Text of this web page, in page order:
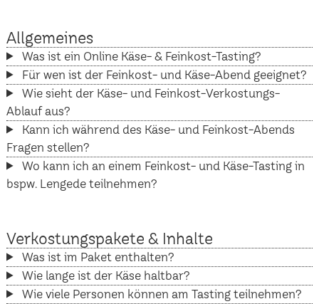
Allgemeines
Was ist ein Online Käse- & Feinkost-Tasting?
Für wen ist der Feinkost- und Käse-Abend geeignet?
Wie sieht der Käse- und Feinkost-Verkostungs-
Ablauf aus?
Kann ich während des Käse- und Feinkost-Abends
Fragen stellen?
Wo kann ich an einem Feinkost- und Käse-Tasting in
bspw. Lengede teilnehmen?
Verkostungspakete & Inhalte
Was ist im Paket enthalten?
Wie lange ist der Käse haltbar?
Wie viele Personen können am Tasting teilnehmen?